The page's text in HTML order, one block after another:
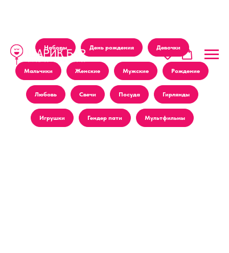
Наборы День рождения Девочки
Мальчики Женские Мужские Рождение
Любовь Свечи Посуда Гирлянды
Игрушки Гендер пати Мультфильмы